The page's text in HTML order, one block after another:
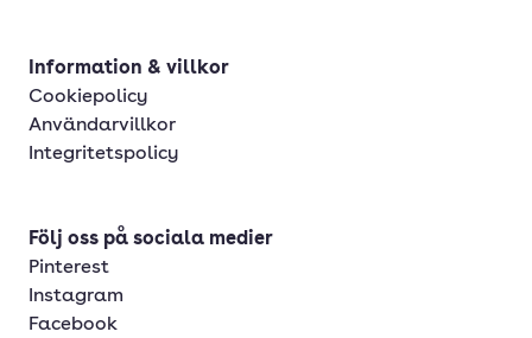
Information & villkor
Cookiepolicy
Användarvillkor
Integritetspolicy
Följ oss på sociala medier
Pinterest
Instagram
Facebook